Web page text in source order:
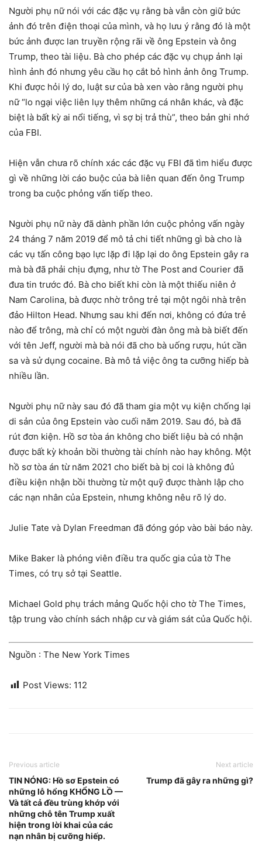
Người phụ nữ nói với các đặc vụ rằng bà vẫn còn giữ bức
ảnh đó trên điện thoại của mình, và họ lưu ý rằng đó là một
bức ảnh được lan truyền rộng rãi về ông Epstein và ông
Trump, theo tài liệu. Bà cho phép các đặc vụ chụp ảnh lại
hình ảnh đó nhưng yêu cầu họ cắt bỏ hình ảnh ông Trump.
Khi được hỏi lý do, luật sư của bà xen vào rằng người phụ
nữ “lo ngại việc liên lụy thêm những cá nhân khác, và đặc
biệt là bất kỳ ai nổi tiếng, vì sợ bị trả thù”, theo bản ghi nhớ
của FBI.
Hiện vẫn chưa rõ chính xác các đặc vụ FBI đã tìm hiểu được
gì về những lời cáo buộc của bà liên quan đến ông Trump
trong ba cuộc phỏng vấn tiếp theo.
Người phụ nữ này đã dành phần lớn cuộc phỏng vấn ngày
24 tháng 7 năm 2019 để mô tả chi tiết những gì bà cho là
các vụ tấn công bạo lực lặp đi lặp lại do ông Epstein gây ra
mà bà đã phải chịu đựng, như tờ The Post and Courier đã
đưa tin trước đó. Bà cho biết khi còn là một thiếu niên ở
Nam Carolina, bà được nhờ trông trẻ tại một ngôi nhà trên
đảo Hilton Head. Nhưng sau khi đến nơi, không có đứa trẻ
nào để trông, mà chỉ có một người đàn ông mà bà biết đến
với tên Jeff, người mà bà nói đã cho bà uống rượu, hút cần
sa và sử dụng cocaine. Bà mô tả việc ông ta cưỡng hiếp bà
nhiều lần.
Người phụ nữ này sau đó đã tham gia một vụ kiện chống lại
di sản của ông Epstein vào cuối năm 2019. Sau đó, bà đã
rút đơn kiện. Hồ sơ tòa án không cho biết liệu bà có nhận
được bất kỳ khoản bồi thường tài chính nào hay không. Một
hồ sơ tòa án từ năm 2021 cho biết bà bị coi là không đủ
điều kiện nhận bồi thường từ một quỹ được thành lập cho
các nạn nhân của Epstein, nhưng không nêu rõ lý do.
Julie Tate và Dylan Freedman đã đóng góp vào bài báo này.
Mike Baker là phóng viên điều tra quốc gia của tờ The
Times, có trụ sở tại Seattle.
Michael Gold phụ trách mảng Quốc hội cho tờ The Times,
tập trung vào chính sách nhập cư và giám sát của Quốc hội.
Nguồn : The New York Times
Post Views: 112
Previous article
TIN NÓNG: Hồ sơ Epstein có
những lỗ hổng KHỔNG LỒ —
Và tất cả đều trùng khớp với
những chỗ tên Trump xuất
hiện trong lời khai của các
nạn nhân bị cưỡng hiếp.
Next article
Trump đã gây ra những gì?